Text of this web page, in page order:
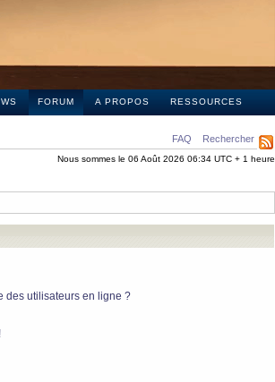
FORUM A PROPOS RESSOURCES
FAQ Rechercher
Nous sommes le 06 Août 2026 06:34 UTC + 1 heure
des utilisateurs en ligne ?